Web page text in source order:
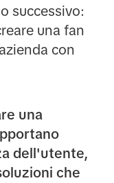
successivo:
una fan
con
una
dell'utente,
che